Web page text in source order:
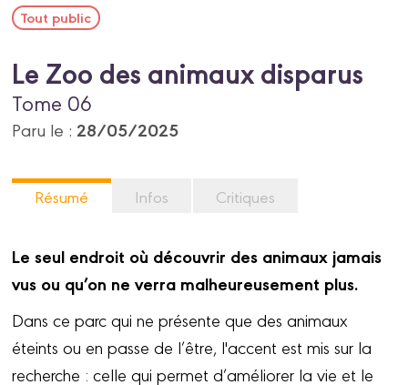
Tout public
Le Zoo des animaux disparus
Tome 06
Paru le : 28/05/2025
Résumé Infos Critiques
Le seul endroit où découvrir des animaux jamais
vus ou qu’on ne verra malheureusement plus.
Dans ce parc qui ne présente que des animaux
éteints ou en passe de l’être, l'accent est mis sur la
recherche : celle qui permet d’améliorer la vie et le